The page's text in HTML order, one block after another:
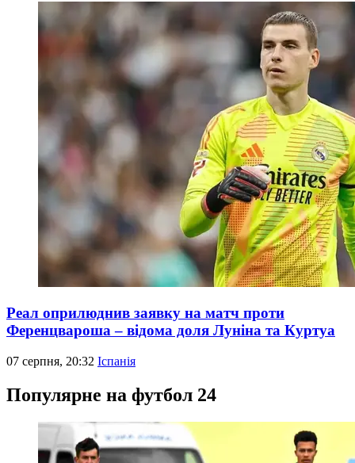
Реал оприлюднив заявку на матч проти
Ференцвароша – відома доля Луніна та Куртуа
07 серпня, 20:32 Іспанія
Популярне на футбол 24